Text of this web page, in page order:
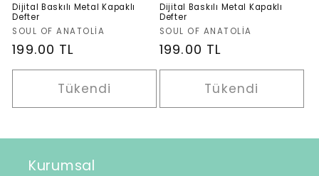
Dijital Baskılı Metal Kapaklı
Defter
Satıcı:
SOUL OF ANATOLIA
Normal
fiyat
199.00 TL
Tükendi
Dijital Baskılı Metal Kapaklı
Defter
Satıcı:
SOUL OF ANATOLIA
Normal
fiyat
199.00 TL
Tükendi
Kurumsal